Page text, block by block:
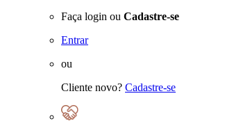
Faça login ou Cadastre-se
Entrar
ou
Cliente novo? Cadastre-se